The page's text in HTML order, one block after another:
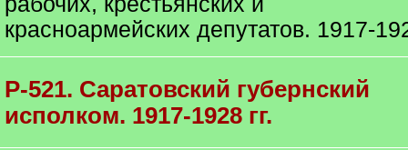
красноармейских депутатов. 1917-
Р-521. Саратовский губернский
исполком. 1917-1928 гг.